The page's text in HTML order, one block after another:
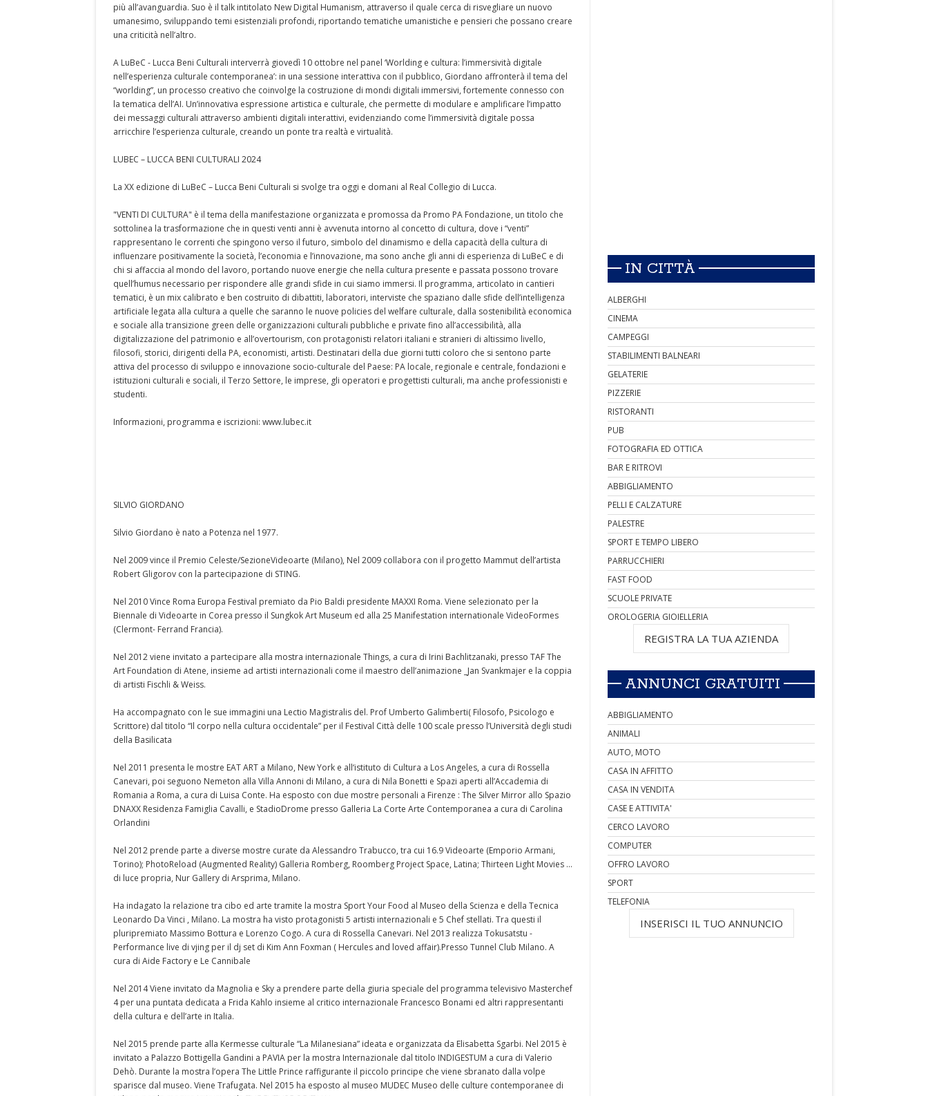
più all’avanguardia. Suo è il talk intitolato New Digital Humanism, attraverso il quale cerca di risvegliare un nuovo
umanesimo, sviluppando temi esistenziali profondi, riportando tematiche umanistiche e pensieri che possano creare
una criticità nell’altro.
A LuBeC - Lucca Beni Culturali interverrà giovedì 10 ottobre nel panel ‘Worlding e cultura: l’immersività digitale
nell’esperienza culturale contemporanea’: in una sessione interattiva con il pubblico, Giordano affronterà il tema del
“worlding”, un processo creativo che coinvolge la costruzione di mondi digitali immersivi, fortemente connesso con
la tematica dell’AI. Un’innovativa espressione artistica e culturale, che permette di modulare e amplificare l’impatto
dei messaggi culturali attraverso ambienti digitali interattivi, evidenziando come l’immersività digitale possa
arricchire l’esperienza culturale, creando un ponte tra realtà e virtualità.
LUBEC – LUCCA BENI CULTURALI 2024
La XX edizione di LuBeC – Lucca Beni Culturali si svolge tra oggi e domani al Real Collegio di Lucca.
"VENTI DI CULTURA" è il tema della manifestazione organizzata e promossa da Promo PA Fondazione, un titolo che
sottolinea la trasformazione che in questi venti anni è avvenuta intorno al concetto di cultura, dove i “venti”
rappresentano le correnti che spingono verso il futuro, simbolo del dinamismo e della capacità della cultura di
influenzare positivamente la società, l’economia e l’innovazione, ma sono anche gli anni di esperienza di LuBeC e di
chi si affaccia al mondo del lavoro, portando nuove energie che nella cultura presente e passata possono trovare
quell’humus necessario per rispondere alle grandi sfide in cui siamo immersi. Il programma, articolato in cantieri
tematici, è un mix calibrato e ben costruito di dibattiti, laboratori, interviste che spaziano dalle sfide dell’intelligenza
artificiale legata alla cultura a quelle che saranno le nuove policies del welfare culturale, dalla sostenibilità economica
e sociale alla transizione green delle organizzazioni culturali pubbliche e private fino all’accessibilità, alla
digitalizzazione del patrimonio e all’overtourism, con protagonisti relatori italiani e stranieri di altissimo livello,
filosofi, storici, dirigenti della PA, economisti, artisti. Destinatari della due giorni tutti coloro che si sentono parte
attiva del processo di sviluppo e innovazione socio-culturale del Paese: PA locale, regionale e centrale, fondazioni e
istituzioni culturali e sociali, il Terzo Settore, le imprese, gli operatori e progettisti culturali, ma anche professionisti e
studenti.
Informazioni, programma e iscrizioni: www.lubec.it
SILVIO GIORDANO
Silvio Giordano è nato a Potenza nel 1977.
Nel 2009 vince il Premio Celeste/SezioneVideoarte (Milano), Nel 2009 collabora con il progetto Mammut dell’artista
Robert Gligorov con la partecipazione di STING.
Nel 2010 Vince Roma Europa Festival premiato da Pio Baldi presidente MAXXI Roma. Viene selezionato per la
Biennale di Videoarte in Corea presso il Sungkok Art Museum ed alla 25 Manifestation internationale VideoFormes
(Clermont- Ferrand Francia).
Nel 2012 viene invitato a partecipare alla mostra internazionale Things, a cura di Irini Bachlitzanaki, presso TAF The
Art Foundation di Atene, insieme ad artisti internazionali come il maestro dell’animazione _Jan Svankmajer e la coppia
di artisti Fischli & Weiss.
Ha accompagnato con le sue immagini una Lectio Magistralis del. Prof Umberto Galimberti( Filosofo, Psicologo e
Scrittore) dal titolo “Il corpo nella cultura occidentale” per il Festival Città delle 100 scale presso l’Università degli studi
della Basilicata
Nel 2011 presenta le mostre EAT ART a Milano, New York e all‘istituto di Cultura a Los Angeles, a cura di Rossella
Canevari, poi seguono Nemeton alla Villa Annoni di Milano, a cura di Nila Bonetti e Spazi aperti all’Accademia di
Romania a Roma, a cura di Luisa Conte. Ha esposto con due mostre personali a Firenze : The Silver Mirror allo Spazio
DNAXX Residenza Famiglia Cavalli, e StadioDrome presso Galleria La Corte Arte Contemporanea a cura di Carolina
Orlandini
Nel 2012 prende parte a diverse mostre curate da Alessandro Trabucco, tra cui 16.9 Videoarte (Emporio Armani,
Torino); PhotoReload (Augmented Reality) Galleria Romberg, Roomberg Project Space, Latina; Thirteen Light Movies …
di luce propria, Nur Gallery di Arsprima, Milano.
Ha indagato la relazione tra cibo ed arte tramite la mostra Sport Your Food al Museo della Scienza e della Tecnica
Leonardo Da Vinci , Milano. La mostra ha visto protagonisti 5 artisti internazionali e 5 Chef stellati. Tra questi il
pluripremiato Massimo Bottura e Lorenzo Cogo. A cura di Rossella Canevari. Nel 2013 realizza Tokusatstu -
Performance live di vjing per il dj set di Kim Ann Foxman ( Hercules and loved affair).Presso Tunnel Club Milano. A
cura di Aide Factory e Le Cannibale
Nel 2014 Viene invitato da Magnolia e Sky a prendere parte della giuria speciale del programma televisivo Masterchef
4 per una puntata dedicata a Frida Kahlo insieme al critico internazionale Francesco Bonami ed altri rappresentanti
della cultura e dell’arte in Italia.
Nel 2015 prende parte alla Kermesse culturale “La Milanesiana” ideata e organizzata da Elisabetta Sgarbi. Nel 2015 è
invitato a Palazzo Bottigella Gandini a PAVIA per la mostra Internazionale dal titolo INDIGESTUM a cura di Valerio
Dehò. Durante la mostra l’opera The Little Prince raffigurante il piccolo principe che viene sbranato dalla volpe
sparisce dal museo. Viene Trafugata. Nel 2015 ha esposto al museo MUDEC Museo delle culture contemporanee di
IN CITTÀ
ALBERGHI
CINEMA
CAMPEGGI
STABILIMENTI BALNEARI
GELATERIE
PIZZERIE
RISTORANTI
PUB
FOTOGRAFIA ED OTTICA
BAR E RITROVI
ABBIGLIAMENTO
PELLI E CALZATURE
PALESTRE
SPORT E TEMPO LIBERO
PARRUCCHIERI
FAST FOOD
SCUOLE PRIVATE
OROLOGERIA GIOIELLERIA
REGISTRA LA TUA AZIENDA
ANNUNCI GRATUITI
ABBIGLIAMENTO
ANIMALI
AUTO, MOTO
CASA IN AFFITTO
CASA IN VENDITA
CASE E ATTIVITA'
CERCO LAVORO
COMPUTER
OFFRO LAVORO
SPORT
TELEFONIA
INSERISCI IL TUO ANNUNCIO